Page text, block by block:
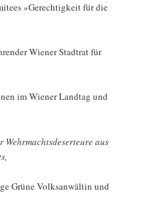
»Gerechtigkeit für die
Wiener Stadtrat für
im Wiener Landtag und
aus
Grüne Volksanwältin und